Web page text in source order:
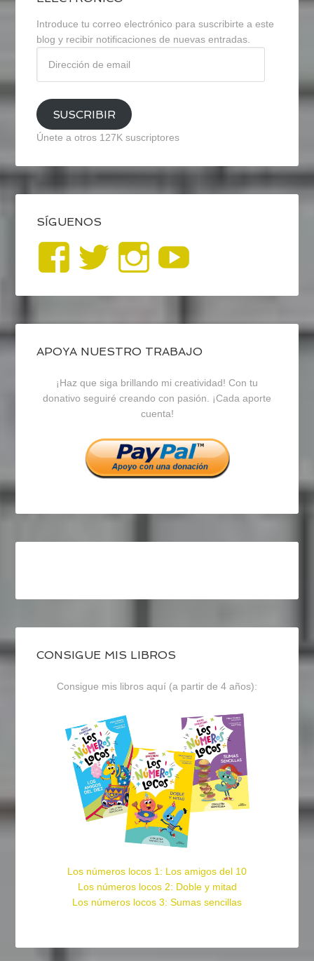
Introduce tu correo electrónico para suscribirte a este
blog y recibir notificaciones de nuevas entradas.
email
SUSCRIBIR
Únete a otros 127K suscriptores
SÍGUENOS
Ver
perfil
de
blogrecursosep
en
Facebook
Ver
perfil
de
recursosep
en
Twitter
Ver
perfil
de
recursosep
en
Instagram
APOYA NUESTRO TRABAJO
¡Haz que siga brillando mi creatividad! Con tu
donativo seguiré creando con pasión. ¡Cada aporte
cuenta!
CONSIGUE MIS LIBROS
Consigue mis libros aquí (a partir de 4 años):
Los números locos 1: Los amigos del 10
Los números locos 2: Doble y mitad
Los números locos 3: Sumas sencillas